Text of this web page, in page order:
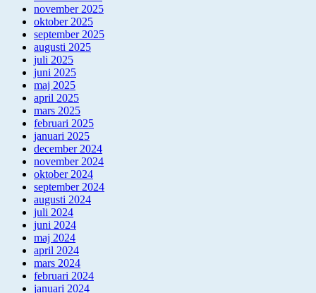
november 2025
oktober 2025
september 2025
augusti 2025
juli 2025
juni 2025
maj 2025
april 2025
mars 2025
februari 2025
januari 2025
december 2024
november 2024
oktober 2024
september 2024
augusti 2024
juli 2024
juni 2024
maj 2024
april 2024
mars 2024
februari 2024
januari 2024